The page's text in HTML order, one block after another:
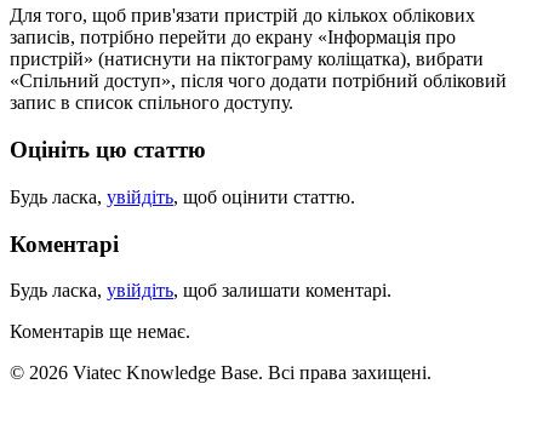
Для того, щоб прив'язати пристрій до кількох облікових
записів, потрібно перейти до екрану «Інформація про
пристрій» (натиснути на піктограму коліщатка), вибрати
«Спільний доступ», після чого додати потрібний обліковий
запис в список спільного доступу.
Оцініть цю статтю
Будь ласка, увійдіть, щоб оцінити статтю.
Коментарі
Будь ласка, увійдіть, щоб залишати коментарі.
Коментарів ще немає.
© 2026 Viatec Knowledge Base. Всі права захищені.